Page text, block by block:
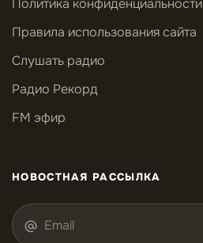
Политика конфиденциальности
Правила использования сайта
Слушать радио
Радио Рекорд
FM эфир
НОВОСТНАЯ РАССЫЛКА